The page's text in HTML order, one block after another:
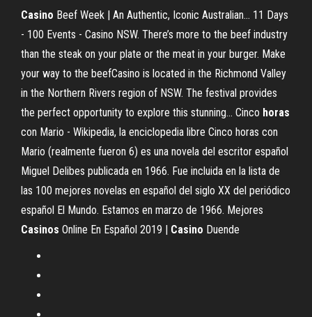
Casino Beef Week | An Authentic, Iconic Australian… 11 Days
- 100 Events - Casino NSW. There’s more to the beef industry
than the steak on your plate or the meat in your burger. Make
your way to the beefCasino is located in the Richmond Valley
in the Northern Rivers region of NSW. The festival provides
the perfect opportunity to explore this stunning... Cinco horas
con Mario - Wikipedia, la enciclopedia libre Cinco horas con
Mario (realmente fueron 6) es una novela del escritor español
Miguel Delibes publicada en 1966. Fue incluida en la lista de
las 100 mejores novelas en español del siglo XX del periódico
español El Mundo. Estamos en marzo de 1966. Mejores
Casinos Online En Español 2019 | Casino Duende